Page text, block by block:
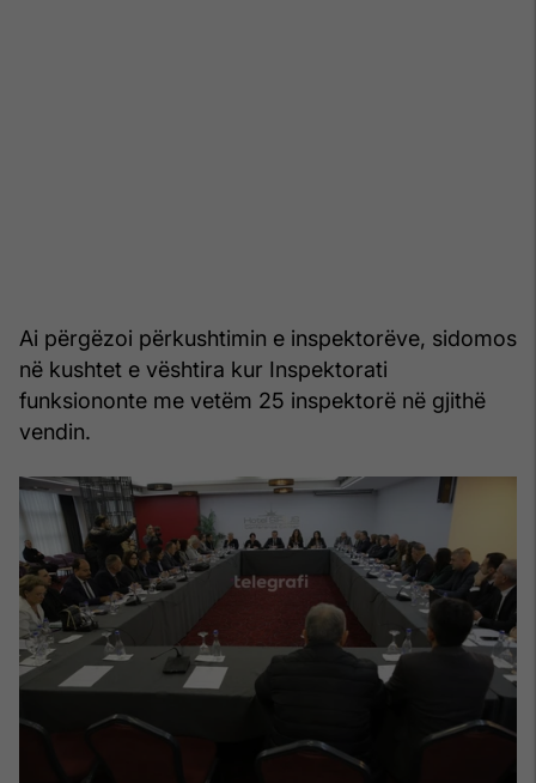
Ai përgëzoi përkushtimin e inspektorëve, sidomos
në kushtet e vështira kur Inspektorati
funksiononte me vetëm 25 inspektorë në gjithë
vendin.